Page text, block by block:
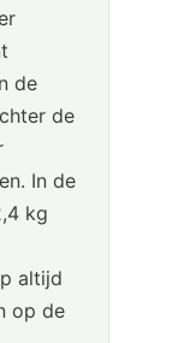
de
de
In de
kg
altijd
op de